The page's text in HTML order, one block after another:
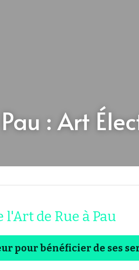
: Art
de Rue à Pau
pour bénéficier de ses